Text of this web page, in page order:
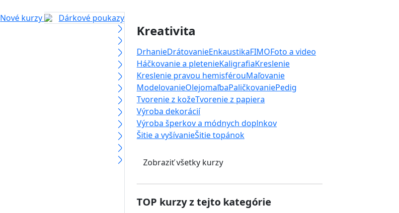
Nové kurzy
Dárkové poukazy
Kreativita
DrhanieDrátovanieEnkaustikaFIMOFoto a video
Háčkovanie a pletenieKaligrafiaKreslenie
Kreslenie pravou hemisférouMaľovanie
ModelovanieOlejomaľbaPaličkovaniePedig
Tvorenie z kožeTvorenie z papiera
Výroba dekorácií
Výroba šperkov a módnych doplnkov
Šitie a vyšívanieŠitie topánok
Zobraziť všetky kurzy
TOP kurzy z tejto kategórie